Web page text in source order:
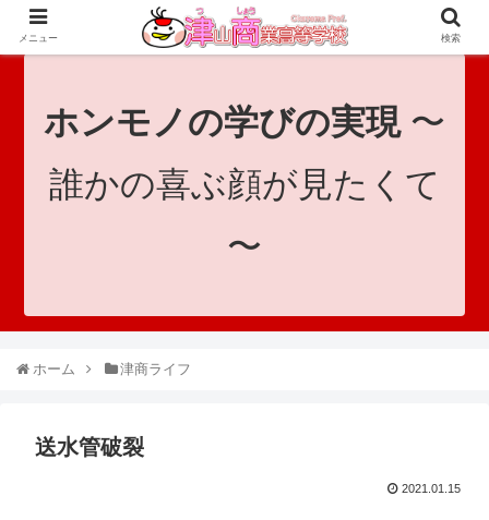
since 1921｜地域と共に未来へつなげ！｜Tsuyama Commercial High School
ホンモノの学びの実現〜
誰かの喜ぶ顔が見たくて
〜
ホーム 津商ライフ
送水管破裂
2021.01.15
メニュー 検索